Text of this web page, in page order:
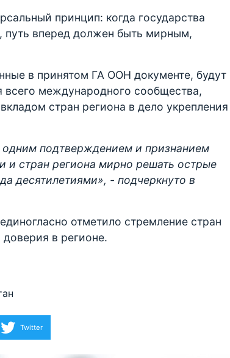
принцип: когда государства
путь вперед должен быть мирным,
в принятом ГА ООН документе, будут
международного сообщества,
стран региона в дело укрепления
подтверждением и признанием
и стран региона мирно решать острые
десятилетиями», - подчеркнуто в
отметило стремление стран
в регионе.
Twitter